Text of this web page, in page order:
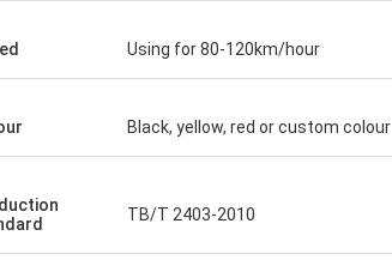
den sie sind ziemlich
die alte zu ersetzen
schauend, um das thhem zu
Using for 80-120km/hour
Black, yellow, red or custom colour
TB/T 2403-2010